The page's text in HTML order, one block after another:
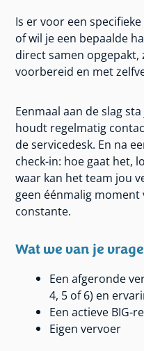
Is er voor een
of wil je een bepaalde
direct samen opgepakt,
voorbereid en met
Eenmaal aan de slag
houdt regelmatig
de servicedesk. En na
check-in: hoe gaat het,
waar kan het team jou
geen éénmalig moment
constante.
Wat we van je
Een afgeronde
4, 5 of 6) en
Een actieve BIG-
Eigen vervoer